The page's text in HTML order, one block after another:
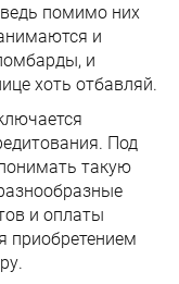
помимо них
и
и
хоть отбавляй.
Под
такую
и оплаты
приобретением